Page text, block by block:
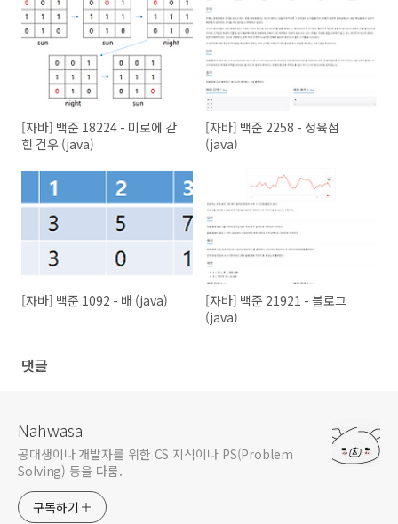
[자바] 백준 18224 - 미로에 갇
힌 건우 (java)
[자바] 백준 2258 - 정육점
(java)
[자바] 백준 1092 - 배 (java)
[자바] 백준 21921 - 블로그
(java)
댓글
Nahwasa
공대생이나 개발자를 위한 CS 지식이나 PS(Problem
Solving) 등을 다룸.
구독하기